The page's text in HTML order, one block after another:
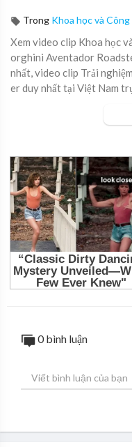
Trong Khoa học và
Xem video clip Khoa học
orghini Aventador
nhất, video clip Trải
er duy nhất tại Việt Nam
0 bình luận